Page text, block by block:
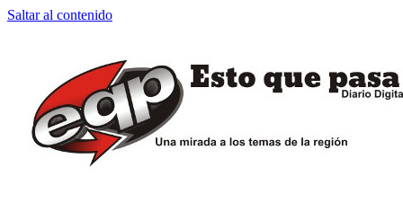
Saltar al contenido